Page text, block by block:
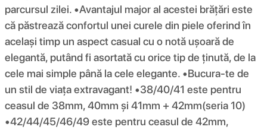
parcursul zilei. •Avantajul major al acestei brățări este
că păstrează confortul unei curele din piele oferind în
același timp un aspect casual cu o notă ușoară de
elegantă, putând fi asortată cu orice tip de ținută, de la
cele mai simple până la cele elegante. •Bucura-te de
un stil de viața extravagant! •38/40/41 este pentru
ceasul de 38mm, 40mm și 41mm + 42mm(seria 10)
•42/44/45/46/49 este pentru ceasul de 42mm,